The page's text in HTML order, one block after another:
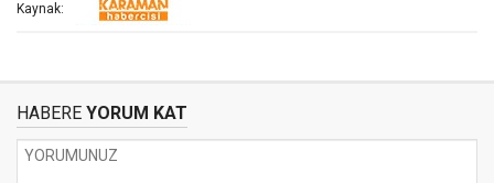
Kaynak:
HABERE YORUM KAT